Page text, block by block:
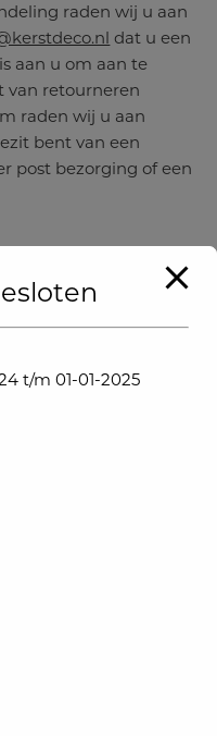
raden wij u aan
dat u een
aan u om aan te
van retourneren
raden wij u aan
bent van een
post bezorging of een
werkdagen kunt u uw
retourneren
t/m 01-01-2025